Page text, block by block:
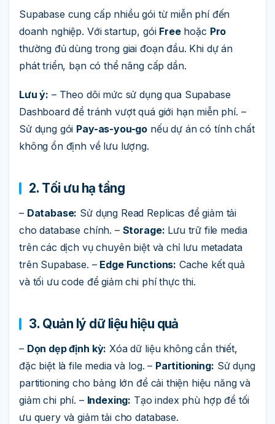
Supabase cung cấp nhiều gói từ miễn phí đến
doanh nghiệp. Với startup, gói Freehoặc Pro
thường đủ dùng trong giai đoạn đầu. Khi dự án
phát triển, bạn có thể nâng cấp dần.
Lưu ý: – Theo dõi mức sử dụng qua Supabase
Dashboard để tránh vượt quá giới hạn miễn phí. –
Sử dụng gói Pay-as-you-go nếu dự án có tính chất
không ổn định về lưu lượng.
2. Tối ưu hạ tầng
– Database: Sử dụng Read Replicas để giảm tải
cho database chính. – Storage: Lưu trữ file media
trên các dịch vụ chuyên biệt và chỉ lưu metadata
trên Supabase. – Edge Functions: Cache kết quả
và tối ưu code để giảm chi phí thực thi.
3. Quản lý dữ liệu hiệu quả
– Dọn dẹp định kỳ: Xóa dữ liệu không cần thiết,
đặc biệt là file media và log. – Partitioning: Sử dụng
partitioning cho bảng lớn để cải thiện hiệu năng và
giảm chi phí. – Indexing: Tạo index phù hợp để tối
ưu query và giảm tải cho database.